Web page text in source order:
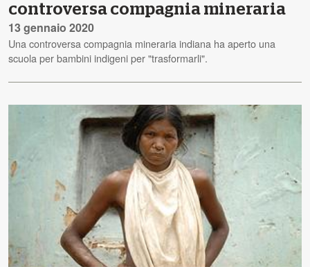
controversa compagnia mineraria
13 gennaio 2020
Una controversa compagnia mineraria indiana ha aperto una
scuola per bambini indigeni per "trasformarli".